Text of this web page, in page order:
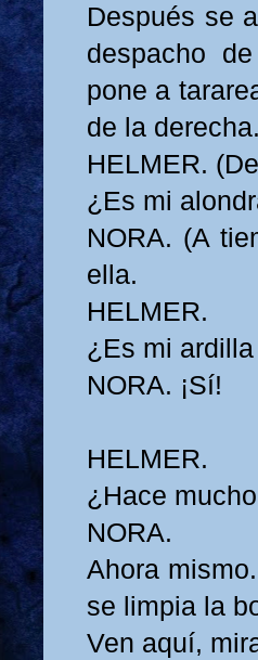
Después se
despacho
pone a
de la
HELMER.
¿Es mi
NORA. (A
ella.
HELMER.
¿Es mi
NORA. ¡Sí!
HELMER.
¿Hace
NORA.
Ahora
se limpia la
Ven aquí,